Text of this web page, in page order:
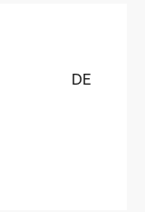
DE